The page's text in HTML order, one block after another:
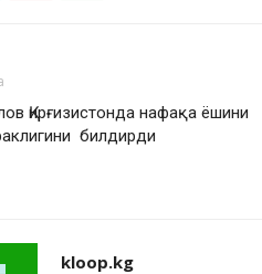
Қирғизистонда нафақа ёшини
билдирди
kloop.kg